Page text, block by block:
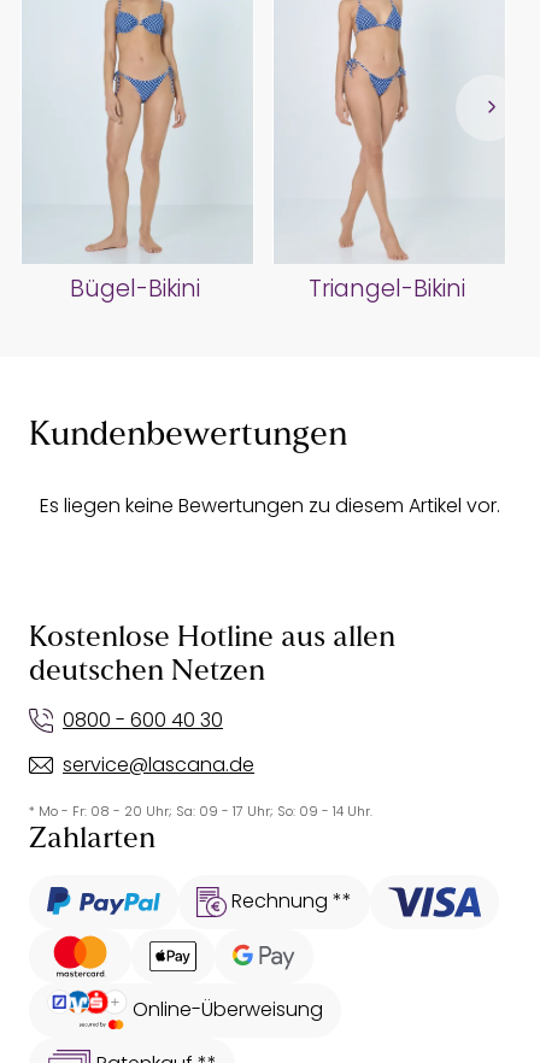
Bügel-Bikini Triangel-Bikini
Kundenbewertungen
Es liegen keine Bewertungen zu diesem Artikel vor.
Kostenlose Hotline aus allen
deutschen Netzen
0800 - 600 40 30
service@lascana.de
* Mo - Fr: 08 - 20 Uhr; Sa: 09 - 17 Uhr; So: 09 - 14 Uhr.
Zahlarten
Rechnung **
Online-Überweisung